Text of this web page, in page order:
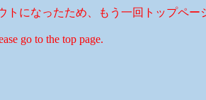
トになったため、もう一回トップペー
go to the top page.